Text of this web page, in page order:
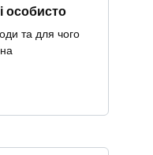
особисто
та для чого